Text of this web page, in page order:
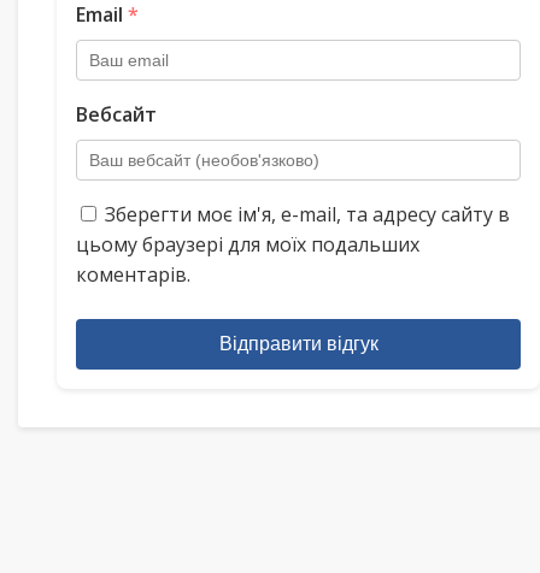
Email *
Вебсайт
Зберегти моє ім'я, e-mail, та адресу сайту в
цьому браузері для моїх подальших
коментарів.
Відправити відгук